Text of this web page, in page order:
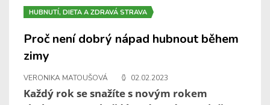
HUBNUTÍ, DIETA A ZDRAVÁ STRAVA
Proč není dobrý nápad hubnout během
zimy
VERONIKA MATOUŠOVÁ 02.02.2023
Každý rok se snažíte s novým rokem